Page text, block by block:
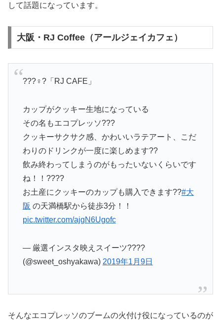
して話題になっています。
大阪・RJ Coffee（アールジェイカフェ）
???♀?「RJ CAFE」
カップがクッキー生地になっている
その名もエコプレッソ???
クッキーサクサク感、かわいいラテアート、こだ
わりのドリンクが一度に楽しめます??
飲み終わってしまうのがもったいないくらいです
ね！！????
お土産にクッキーのカップも購入できます??#大
阪 の天満橋駅から徒歩3分！！
pic.twitter.com/ajgN6Ugofc
— 厳選インスタ映えスイーツ????
(@sweet_oshyakawa) 2019年1月9日
そんなエコプレッソのブームの火付け役になっているのが